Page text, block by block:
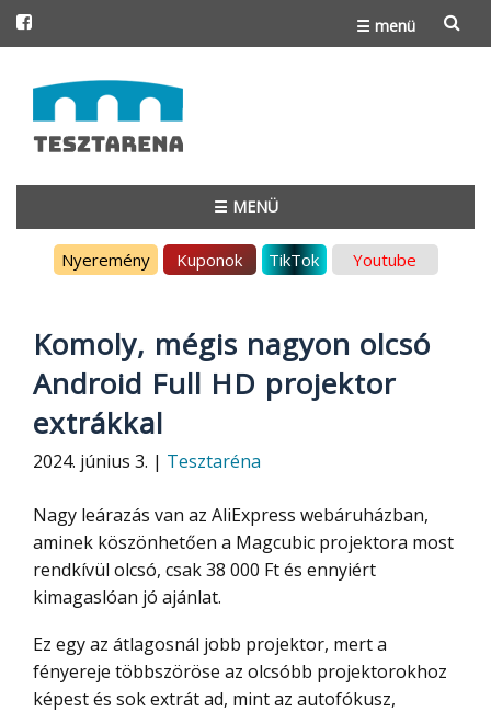
☰ menü
to
content
☰ MENÜ
Nyeremény Kuponok TikTok Youtube
Komoly, mégis nagyon olcsó
Android Full HD projektor
extrákkal
2024. június 3. | Tesztaréna
Nagy leárazás van az AliExpress webáruházban,
aminek köszönhetően a Magcubic projektora most
rendkívül olcsó, csak 38 000 Ft és ennyiért
kimagaslóan jó ajánlat.
Ez egy az átlagosnál jobb projektor, mert a
fényereje többszöröse az olcsóbb projektorokhoz
képest és sok extrát ad, mint az autofókusz,